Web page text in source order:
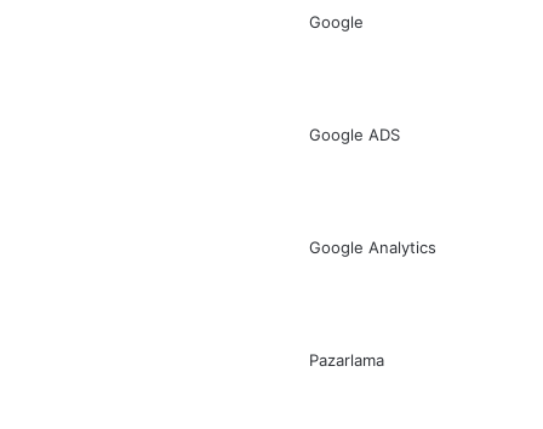
Google
Google ADS
Google Analytics
Pazarlama